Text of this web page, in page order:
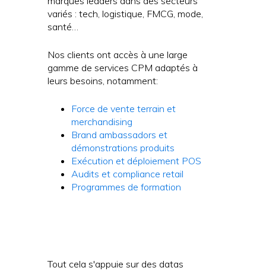
variés : tech, logistique, FMCG, mode,
santé…
Nos clients ont accès à une large
gamme de services CPM adaptés à
leurs besoins, notamment:
Force de vente terrain et
merchandising
Brand ambassadors et
démonstrations produits
Exécution et déploiement POS
Audits et compliance retail
Programmes de formation
Tout cela s'appuie sur des datas